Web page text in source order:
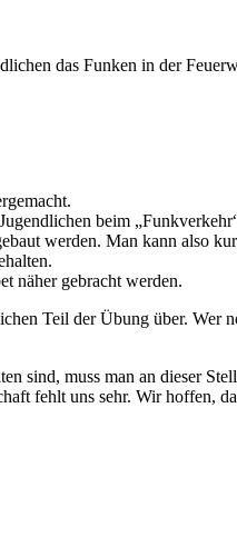
das Funken in der
beim
werden. Man kann also
näher gebracht werden.
Teil der Übung über. Wer
sind, muss man an dieser
fehlt uns sehr. Wir hoffen,